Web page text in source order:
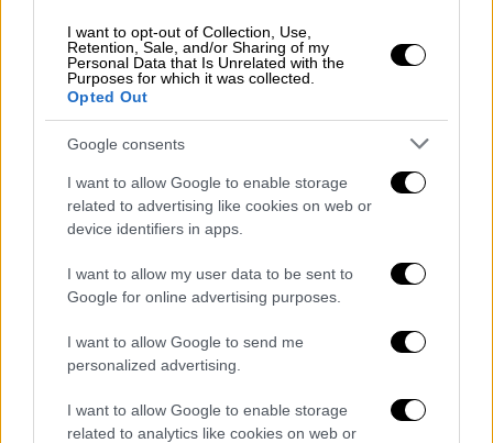
I want to opt-out of Collection, Use,
Retention, Sale, and/or Sharing of my
Personal Data that Is Unrelated with the
Purposes for which it was collected.
Opted Out
Google consents
I want to allow Google to enable storage
related to advertising like cookies on web or
device identifiers in apps.
I want to allow my user data to be sent to
Google for online advertising purposes.
I want to allow Google to send me
personalized advertising.
I want to allow Google to enable storage
related to analytics like cookies on web or
tonno_v3_makeup_voltocorpo_prostetico.jpg
Tonno